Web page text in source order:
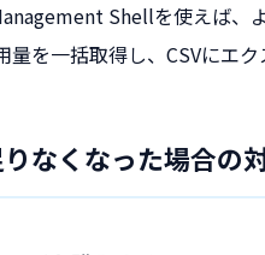
Shellを使えば、
を一括取得し、CSVにエ
なくなった場合の